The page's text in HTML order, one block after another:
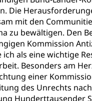
Die
mit den
zu bewältigen. Den
Kommission
ich als eine wichtige
Besonders am
einer
des Unrechts
Hunderttausender